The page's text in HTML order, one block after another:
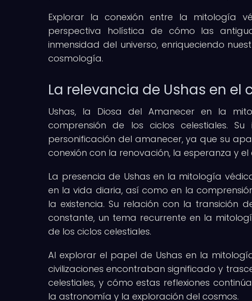
Explorar la conexión entre la mitología
perspectiva holística de cómo las
inmensidad del universo, enriqueciendo
cosmología.
La relevancia de Ushas en
Ushas, la Diosa del Amanecer en la
comprensión de los ciclos celestiales.
personificación del amanecer, ya que su
conexión con la renovación, la esperanza y
La presencia de Ushas en la mitología
en la vida diaria, así como en la
la existencia. Su relación con la transición
constante, un tema recurrente en la
de los ciclos celestiales.
Al explorar el papel de Ushas en la
civilizaciones encontraban significado y
celestiales, y cómo estas reflexiones
la astronomía y la exploración del cosmos.